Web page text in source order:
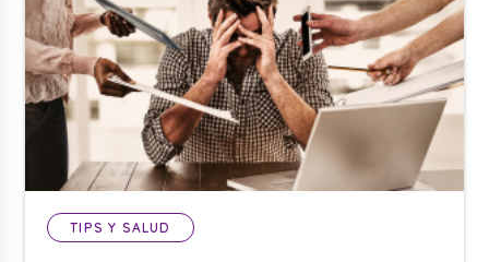
TIPS Y SALUD